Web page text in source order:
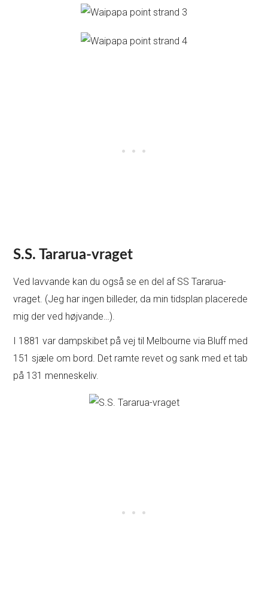
S.S. Tararua-vraget
Ved lavvande kan du også se en del af SS Tararua-
vraget. (Jeg har ingen billeder, da min tidsplan placerede
mig der ved højvande…).
I 1881 var dampskibet på vej til Melbourne via Bluff med
151 sjæle om bord. Det ramte revet og sank med et tab
på 131 menneskeliv.